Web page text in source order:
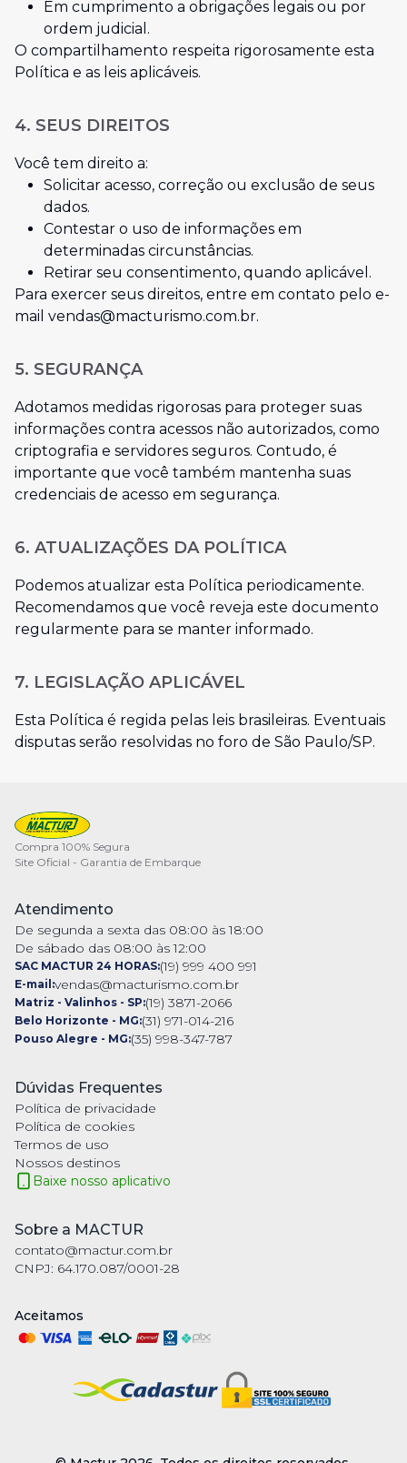
Em cumprimento a obrigações legais ou por
ordem judicial.
O compartilhamento respeita rigorosamente esta
Política e as leis aplicáveis.
4. SEUS DIREITOS
Você tem direito a:
Solicitar acesso, correção ou exclusão de seus
dados.
Contestar o uso de informações em
determinadas circunstâncias.
Retirar seu consentimento, quando aplicável.
Para exercer seus direitos, entre em contato pelo e-
mail vendas@macturismo.com.br.
5. SEGURANÇA
Adotamos medidas rigorosas para proteger suas
informações contra acessos não autorizados, como
criptografia e servidores seguros. Contudo, é
importante que você também mantenha suas
credenciais de acesso em segurança.
6. ATUALIZAÇÕES DA POLÍTICA
Podemos atualizar esta Política periodicamente.
Recomendamos que você reveja este documento
regularmente para se manter informado.
7. LEGISLAÇÃO APLICÁVEL
Esta Política é regida pelas leis brasileiras. Eventuais
disputas serão resolvidas no foro de São Paulo/SP.
Compra 100% Segura
Site Oficial - Garantia de Embarque
Atendimento
De segunda a sexta das 08:00 às 18:00
De sábado das 08:00 às 12:00
SAC MACTUR 24 HORAS:(19) 999 400 991
E-mail:vendas@macturismo.com.br
Matriz - Valinhos - SP:(19) 3871-2066
Belo Horizonte - MG:(31) 971-014-216
Pouso Alegre - MG:(35) 998-347-787
Dúvidas Frequentes
Política de privacidade
Política de cookies
Termos de uso
Nossos destinos
Baixe nosso aplicativo
Sobre a MACTUR
contato@mactur.com.br
CNPJ: 64.170.087/0001-28
Aceitamos